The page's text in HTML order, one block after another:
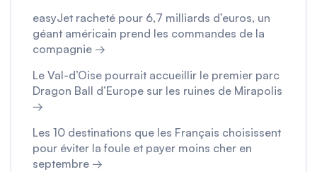
easyJet racheté pour 6,7 milliards d’euros, un
géant américain prend les commandes de la
compagnie →
Le Val-d’Oise pourrait accueillir le premier parc
Dragon Ball d’Europe sur les ruines de Mirapolis
→
Les 10 destinations que les Français choisissent
pour éviter la foule et payer moins cher en
septembre →